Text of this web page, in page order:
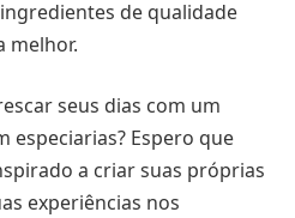
de qualidade
melhor.
seus dias com um
especiarias? Espero que
a criar suas próprias
experiências nos